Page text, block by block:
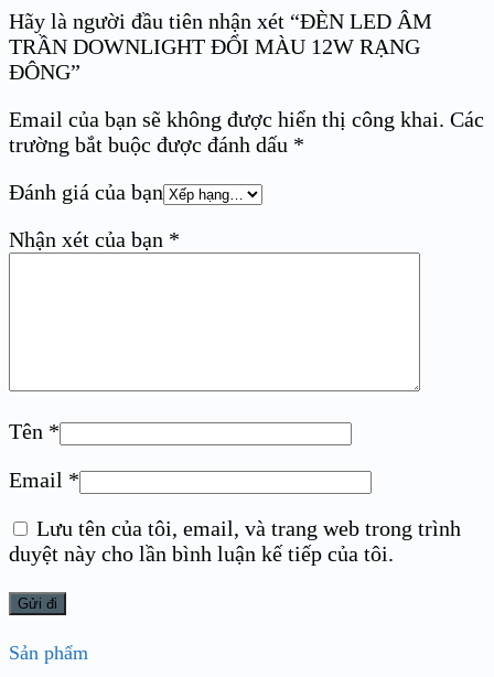
Hãy là người đầu tiên nhận xét “ĐÈN LED ÂM
TRẦN DOWNLIGHT ĐỔI MÀU 12W RẠNG
ĐÔNG”
Email của bạn sẽ không được hiển thị công khai. Các
trường bắt buộc được đánh dấu *
Đánh giá của bạn
Nhận xét của bạn *
Tên *
Email *
Lưu tên của tôi, email, và trang web trong trình
duyệt này cho lần bình luận kế tiếp của tôi.
Sản phẩm